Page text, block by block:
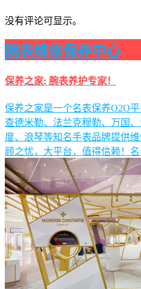
没有评论可显示。
腕表维修保养中心
保养之家: 腕表养护专家！
保养之家是一个名表保养O2O
查德米勒、法兰克穆勒、万国
度、浪琴等知名手表品牌提供
顾之忧，大平台，值得信赖！名